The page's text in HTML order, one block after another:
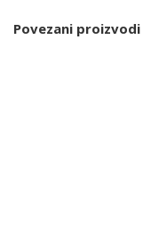
Povezani proizvodi